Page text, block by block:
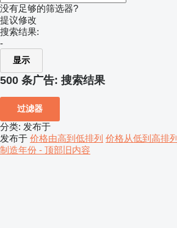
没有足够的筛选器?
提议修改
搜索结果:
-
显示
500 条广告: 搜索结果
过滤器
分类: 发布于
发布于 价格由高到低排列 价格从低到高排列
制造年份 - 顶部旧内容